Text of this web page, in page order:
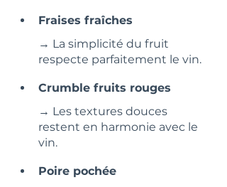
Fraises fraîches
→ La simplicité du fruit
respecte parfaitement le vin.
Crumble fruits rouges
→ Les textures douces
restent en harmonie avec le
vin.
Poire pochée